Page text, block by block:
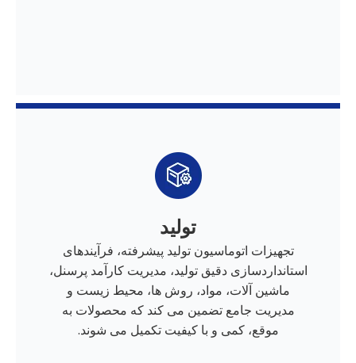
تولید
تجهیزات اتوماسیون تولید پیشرفته، فرآیندهای
استانداردسازی دقیق تولید، مدیریت کارآمد پرسنل،
ماشین آلات، مواد، روش ها، محیط زیست و
مدیریت جامع تضمین می کند که محصولات به
موقع، کمی و با کیفیت تکمیل می شوند.